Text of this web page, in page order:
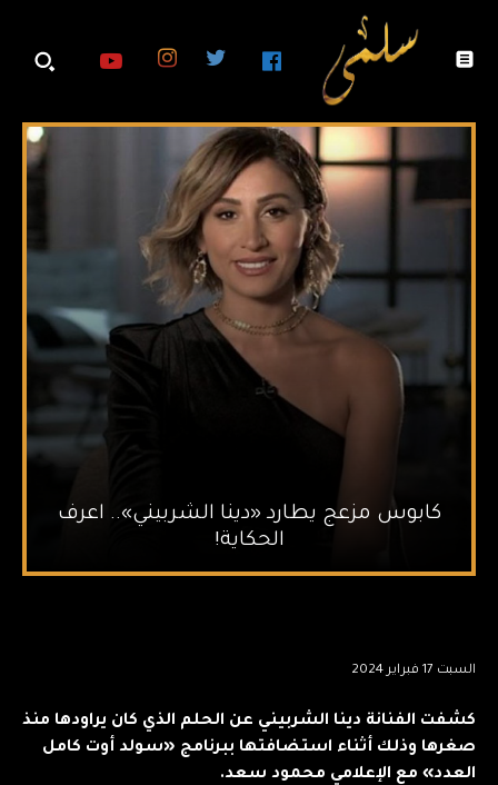
كابوس مزعج يطارد «دينا الشربيني».. اعرف
الحكاية!
السبت 17 فبراير 2024
كشفت الفنانة دينا الشربيني عن الحلم الذي كان يراودها منذ
صغرها وذلك أثناء استضافتها ببرنامج «سولد أوت كامل
العدد» مع الإعلامي محمود سعد.